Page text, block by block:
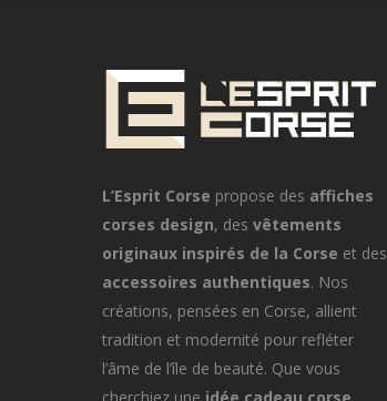
L’Esprit Corse propose des affiches
corses design, des vêtements
originaux inspirés de la Corse et des
accessoires authentiques. Nos
créations, pensées en Corse, allient
tradition et modernité pour refléter
l’âme de l’île de beauté. Que vous